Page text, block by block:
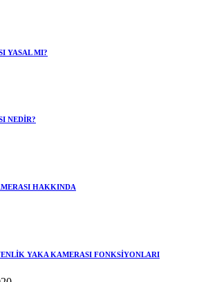
YASAL MI?
NEDİR?
HAKKINDA
YAKA KAMERASI FONKSİYONLARI